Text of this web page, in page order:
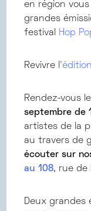
en région
grandes
festival
Hop
Revivre l
Rendez-vous
septembre de
artistes de la
au travers de
écouter sur
au 108, rue de
Deux grandes